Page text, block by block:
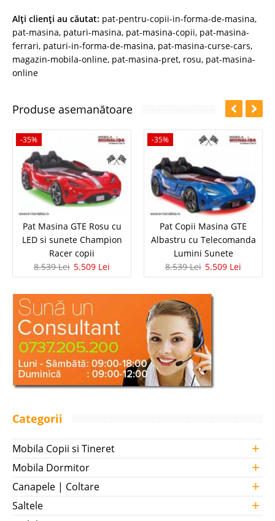
Alţi clienţi au căutat: pat-pentru-copii-in-forma-de-masina,
pat-masina, paturi-masina, pat-masina-copii, pat-masina-
ferrari, paturi-in-forma-de-masina, pat-masina-curse-cars,
magazin-mobila-online, pat-masina-pret, rosu, pat-masina-
online
Produse asemanătoare
-35%
Pat Masina GTE Rosu cu
LED si sunete Champion
Racer copii
8.539 Lei 5.509 Lei
-35%
Pat Copii Masina GTE
Albastru cu Telecomanda
Lumini Sunete
8.539 Lei 5.509 Lei
Categorii
Mobila Copii si Tineret +
Mobila Dormitor +
Canapele | Coltare +
Saltele +